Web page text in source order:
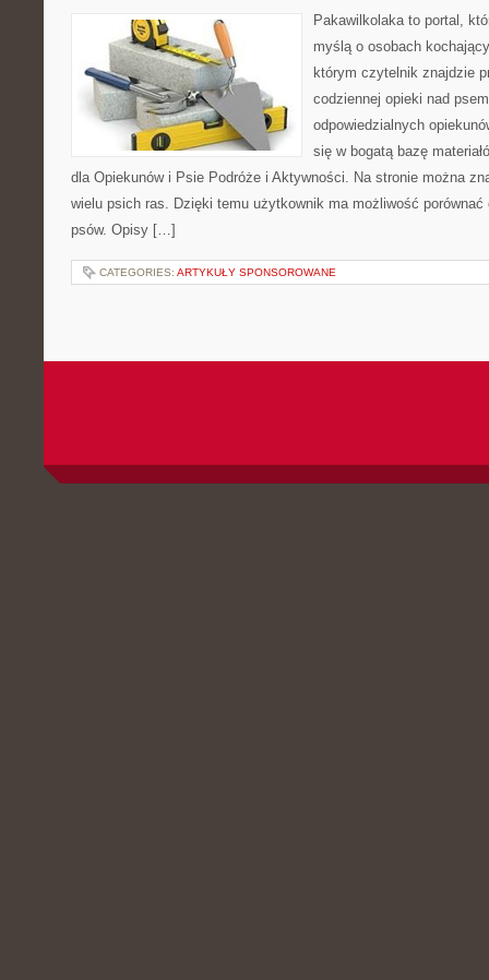
Pakawilkolaka to portal,
myślą o osobach
którym czytelnik znajdzie
codziennej opieki nad
odpowiedzialnych
się w bogatą bazę
dla Opiekunów i Psie Podróże i Aktywności. Na stronie można
wielu psich ras. Dzięki temu użytkownik ma możliwość
psów. Opisy […]
CATEGORIES: ARTYKUŁY SPONSOROWANE